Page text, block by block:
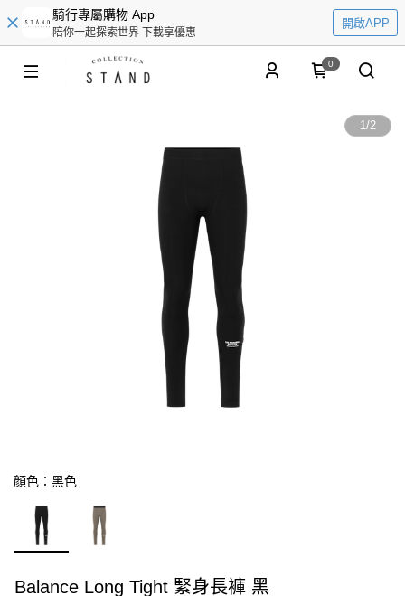
騎行專屬購物 App
陪你一起探索世界 下載享優惠
開啟APP
0
1/2
顏色：黑色
Balance Long Tight 緊身長褲 黑